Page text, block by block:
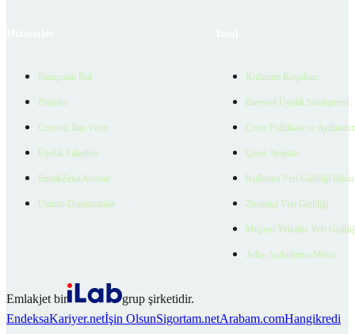
Danışman Bul
Projeler
Ücretsiz İlan Verin
Üyelik Paketleri
EmlakZeka Asistan
Uzman Danışmanlar
Kullanım Koşulları
Bireysel Üyelik Sözleşmesi
Çerez Politikası ve
Çerez Ayarları
Kullanıcı Veri Gizliliği
Ziyaretçi Veri Gizliliği
Müşteri Yetkilisi Veri
Aday Aydınlatma Metni
Emlakjet bir
grup şirketidir.
EndeksaKariyer.netİşin OlsunSigortam.netArabam.comHangikredi